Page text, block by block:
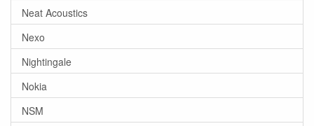
Neat Acoustics
Nexo
Nightingale
Nokia
NSM